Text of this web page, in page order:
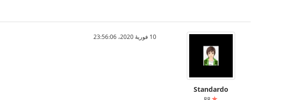
Standardo
10 فوریهٔ 2020،‏ 23:56:06